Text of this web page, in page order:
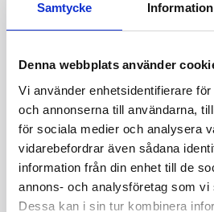
Samtycke Information
Denna webbplats använder
Vi använder enhetsidentifierare
och annonserna till användarna,
för sociala medier och analysera
vidarebefordrar även sådana
information från din enhet till de
annons- och analysföretag som vi
Dessa kan i sin tur kombinera
24t 7d 1m